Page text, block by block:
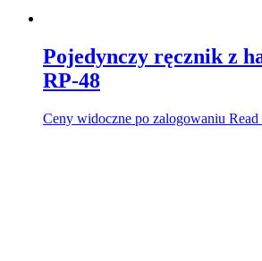
Pojedynczy ręcznik z
RP-48
Ceny widoczne po zalogowaniu Read